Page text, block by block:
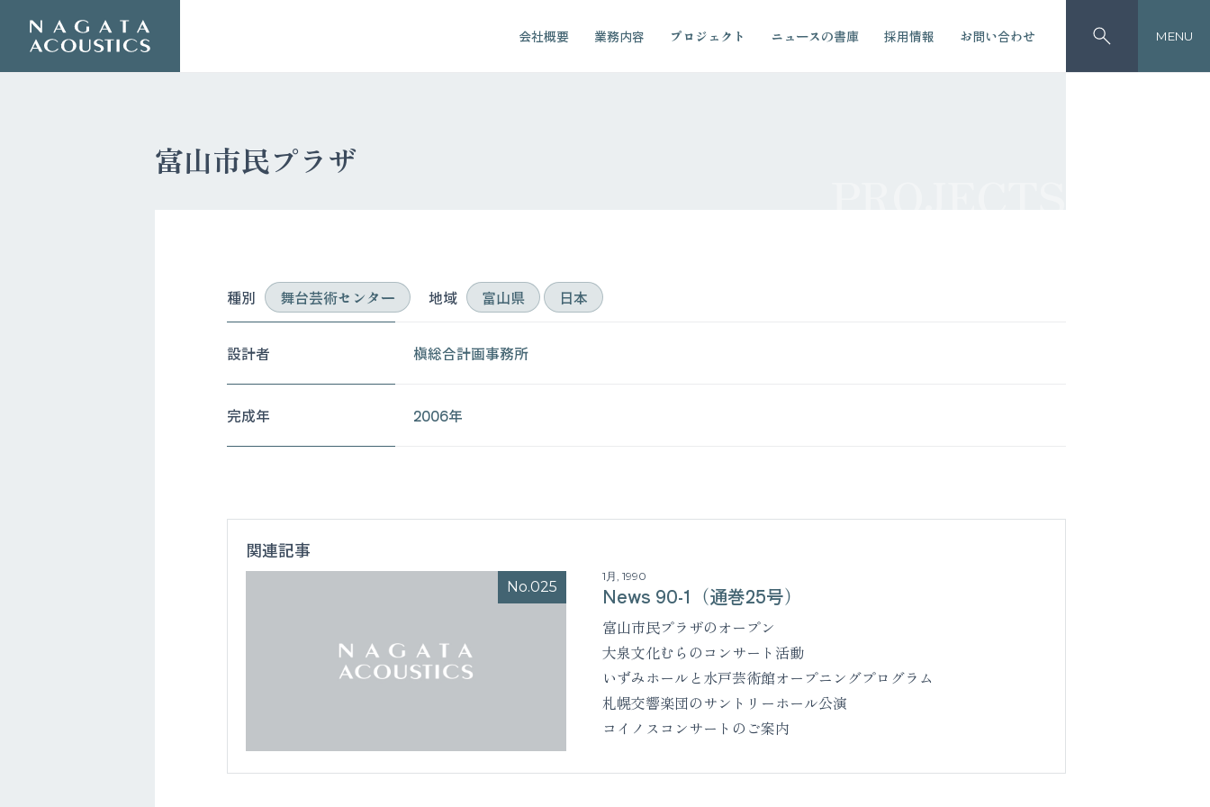
会社概要 業務内容 プロジェクト ニュースの書庫 採用情報 お問い合わせ MENU
富山市民プラザ
種別 舞台芸術センター 地域 富山県 日本
設計者 槇総合計画事務所
完成年 2006年
関連記事
No.025
1月, 1990
News 90-1（通巻25号）
富山市民プラザのオープン
大泉文化むらのコンサート活動
いずみホールと水戸芸術館オープニングプログラム
札幌交響楽団のサントリーホール公演
コイノスコンサートのご案内